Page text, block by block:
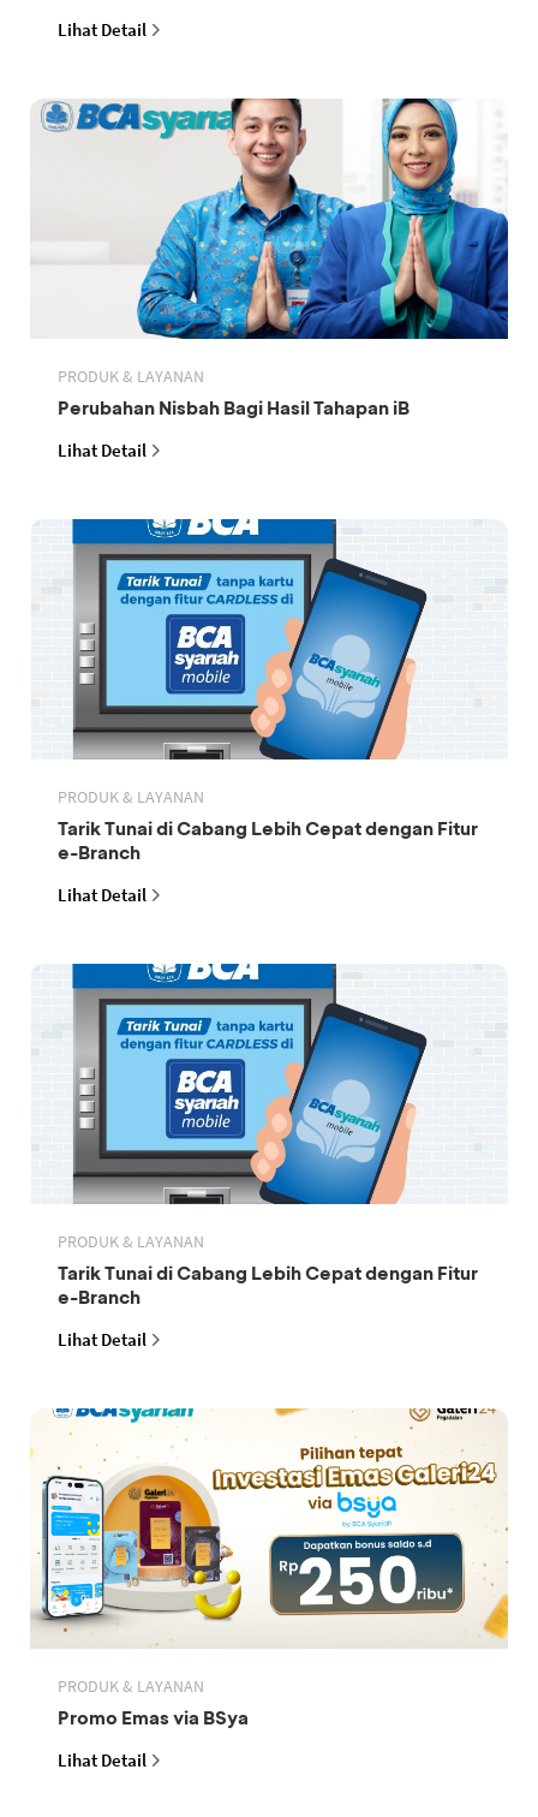
Lihat Detail
PRODUK & LAYANAN
Perubahan Nisbah Bagi Hasil Tahapan iB
Lihat Detail
PRODUK & LAYANAN
Tarik Tunai di Cabang Lebih Cepat dengan Fitur
e-Branch
Lihat Detail
PRODUK & LAYANAN
Tarik Tunai di Cabang Lebih Cepat dengan Fitur
e-Branch
Lihat Detail
PRODUK & LAYANAN
Promo Emas via BSya
Lihat Detail